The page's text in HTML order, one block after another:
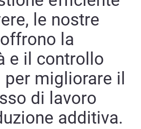
le nostre
la
e il controllo
migliorare il
di lavoro
additiva.